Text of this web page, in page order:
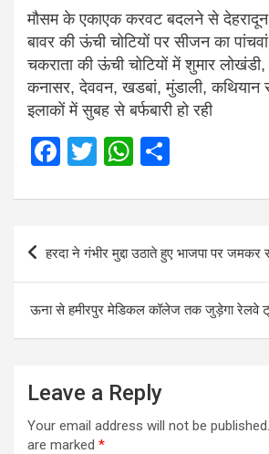
मौसम के एकाएक करवट बदलने से
बावर की ऊंची चोटियों पर सीजन का
चकराता की ऊंची चोटियों में शुमार
कनासर, देववन, खडबां, मुंडाली,
इलाकों में सुबह से बर्फबारी हो रही
F
ce
b
o
o
k
T
tt
er
W
at
A
p
p
ar
Post
navigation
हरदा ने गंभीर मुद्दा उठाते हुए भाजपा पर जमकर
ऊना से हमीरपुर मेडिकल कॉलेज तक जुड़ेगा रेलवे
Leave a Reply
Your email address will not be published.
are marked *